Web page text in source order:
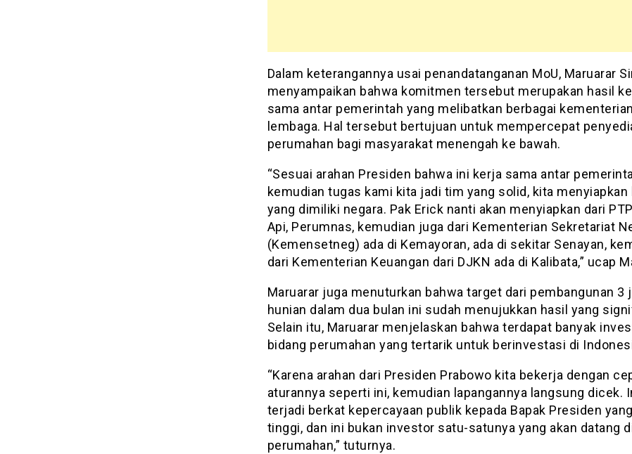
Dalam keterangannya usai penandatanganan MoU, Maruarar
menyampaikan bahwa komitmen tersebut merupakan hasil
sama antar pemerintah yang melibatkan berbagai
lembaga. Hal tersebut bertujuan untuk mempercepat
perumahan bagi masyarakat menengah ke bawah.
“Sesuai arahan Presiden bahwa ini kerja sama antar
kemudian tugas kami kita jadi tim yang solid, kita menyiapkan
yang dimiliki negara. Pak Erick nanti akan menyiapkan dari
Api, Perumnas, kemudian juga dari Kementerian Sekretariat
(Kemensetneg) ada di Kemayoran, ada di sekitar Senayan,
dari Kementerian Keuangan dari DJKN ada di Kalibata,” ucap
Maruarar juga menuturkan bahwa target dari pembangunan 3
hunian dalam dua bulan ini sudah menujukkan hasil yang
Selain itu, Maruarar menjelaskan bahwa terdapat banyak
bidang perumahan yang tertarik untuk berinvestasi di
“Karena arahan dari Presiden Prabowo kita bekerja dengan
aturannya seperti ini, kemudian lapangannya langsung dicek.
terjadi berkat kepercayaan publik kepada Bapak Presiden
tinggi, dan ini bukan investor satu-satunya yang akan datang
perumahan,” tuturnya.